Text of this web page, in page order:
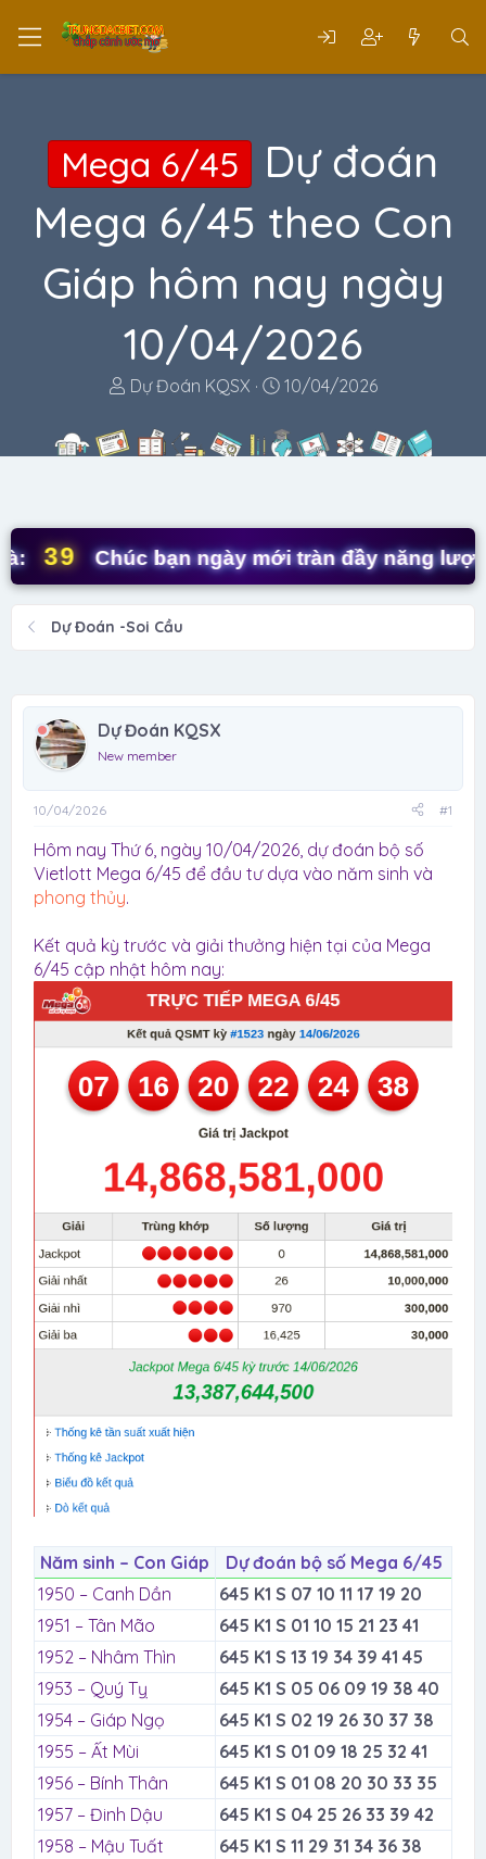
Mega 6/45
Dự đoán
Mega 6/45 theo Con
Giáp hôm nay ngày
10/04/2026
T
e
s
t
a
r
t
Dự Đoán KQSX
N
à
y
i
10/04/2026
39 Chúc bạn ngày mới tràn đầy năng lượng!
Dự Đoán -Soi Cầu
Dự Đoán KQSX
New member
10/04/2026 #1
Hôm nay Thứ 6, ngày 10/04/2026, dự đoán bộ số
Vietlott Mega 6/45 để đầu tư dựa vào năm sinh và
phong thủy.
Kết quả kỳ trước và giải thưởng hiện tại của Mega
6/45 cập nhật hôm nay:
Năm sinh – Con Giáp
Dự đoán bộ số Mega 6/45
1950 – Canh Dần
645 K1 S 07 10 11 17 19 20
1951 – Tân Mão
645 K1 S 01 10 15 21 23 41
1952 – Nhâm Thìn
645 K1 S 13 19 34 39 41 45
1953 – Quý Tỵ
645 K1 S 05 06 09 19 38 40
1954 – Giáp Ngọ
645 K1 S 02 19 26 30 37 38
1955 – Ất Mùi
645 K1 S 01 09 18 25 32 41
1956 – Bính Thân
645 K1 S 01 08 20 30 33 35
1957 – Đinh Dậu
645 K1 S 04 25 26 33 39 42
1958 – Mậu Tuất
645 K1 S 11 29 31 34 36 38